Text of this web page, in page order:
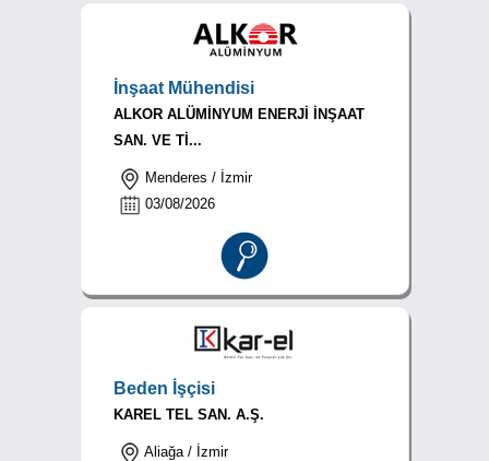
İnşaat Mühendisi
ALKOR ALÜMİNYUM ENERJİ İNŞAAT
SAN. VE Tİ...
Menderes / İzmir
03/08/2026
Beden İşçisi
KAREL TEL SAN. A.Ş.
Aliağa / İzmir